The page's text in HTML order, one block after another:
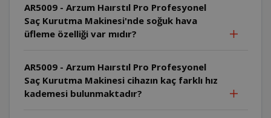
AR5009 - Arzum Haırstıl Pro Profesyonel
Saç Kurutma Makinesi'nde soğuk hava
üfleme özelliği var mıdır?
AR5009 - Arzum Haırstıl Pro Profesyonel
Saç Kurutma Makinesi cihazın kaç farklı hız
kademesi bulunmaktadır?